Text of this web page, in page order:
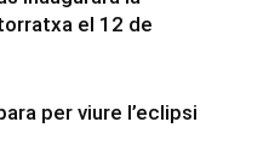
el 12 de
per viure l’eclipsi